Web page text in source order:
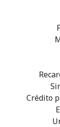
Crédito